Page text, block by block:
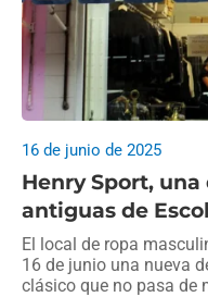
Henry Sport,
antiguas de
16 de junio de 2025
El local de ropa
16 de junio una nueva
clásico que no pasa de